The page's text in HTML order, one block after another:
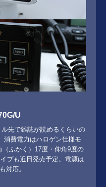
U
先で雑誌が読めるくらいの
消費電力はハロゲン仕様モ
ふかく）17度・仰角9度の
プも近日発売予定。電源は
対応。